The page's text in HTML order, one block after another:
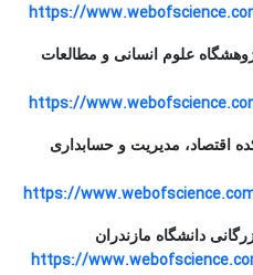
https://
پژوهشگاه علوم انسانی و مطالعات
https://
اقتصاد، مدیریت و حسابداری
https://
https://